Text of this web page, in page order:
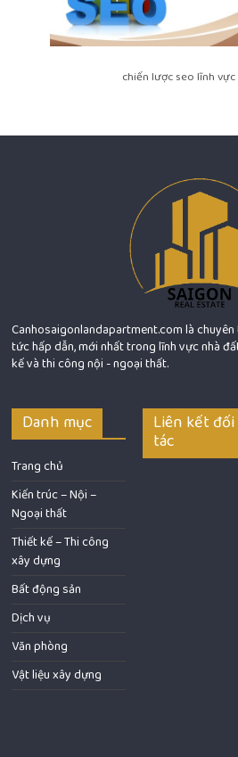
chiến lược seo lĩnh
Canhosaigonlandapartment.com là
tức hấp dẫn, mới nhất trong lĩnh vực nhà
kế và thi công nội - ngoại thất.
Danh mục
Trang chủ
Kiến trúc – Nội –
Ngoại thất
Thiết kế – Thi công
xây dựng
Bất động sản
Dịch vụ
Văn phòng
Vật liệu xây dựng
Liên kết đối
tác